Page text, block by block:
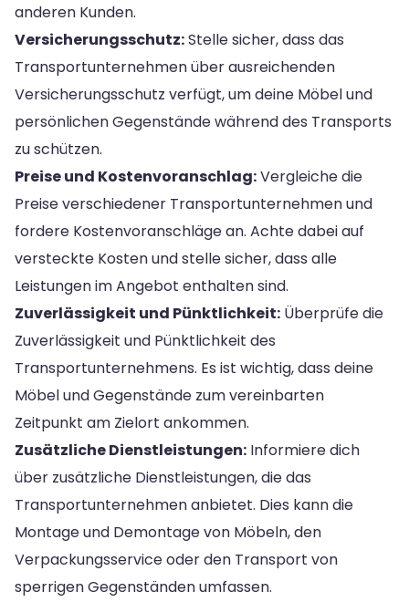
anderen Kunden.
Versicherungsschutz:Stelle sicher, dass das
Transportunternehmen über ausreichenden
Versicherungsschutz verfügt, um deine Möbel und
persönlichen Gegenstände während des Transports
zu schützen.
Preise und Kostenvoranschlag:Vergleiche die
Preise verschiedener Transportunternehmen und
fordere Kostenvoranschläge an. Achte dabei auf
versteckte Kosten und stelle sicher, dass alle
Leistungen im Angebot enthalten sind.
Zuverlässigkeit und Pünktlichkeit: Überprüfe die
Zuverlässigkeit und Pünktlichkeit des
Transportunternehmens. Es ist wichtig, dass deine
Möbel und Gegenstände zum vereinbarten
Zeitpunkt am Zielort ankommen.
Zusätzliche Dienstleistungen: Informiere dich
über zusätzliche Dienstleistungen, die das
Transportunternehmen anbietet. Dies kann die
Montage und Demontage von Möbeln, den
Verpackungsservice oder den Transport von
sperrigen Gegenständen umfassen.